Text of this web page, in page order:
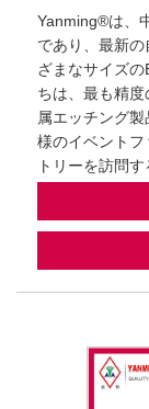
Yanming®は、
であり、最新
ざまなサイズ
ちは、最も精
属エッチング
様のイベント
トリーを訪問